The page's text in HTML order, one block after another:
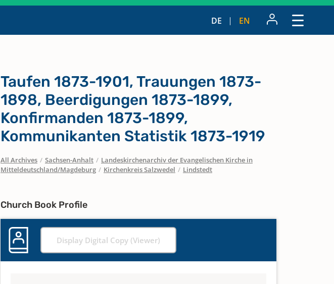
DE EN
Taufen 1873-1901, Trauungen 1873-
1898, Beerdigungen 1873-1899,
Konfirmanden 1873-1899,
Kommunikanten Statistik 1873-1919
All Archives / Sachsen-Anhalt / Landeskirchenarchiv der Evangelischen Kirche in
Mitteldeutschland/Magdeburg / Kirchenkreis Salzwedel / Lindstedt
Church Book Profile
Display Digital Copy (Viewer)